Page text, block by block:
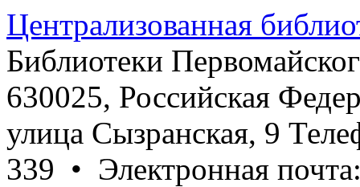
Централизованная
Библиотеки
630025, Российская
улица Сызранская, 9
339 • Электронная